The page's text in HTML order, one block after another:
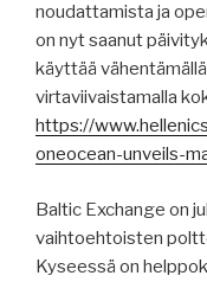
noudattamista ja
on nyt saanut
käyttää
virtaviivaistamalla
https://
oneocean-unveils-
Baltic Exchange on
vaihtoehtoisten
Kyseessä on